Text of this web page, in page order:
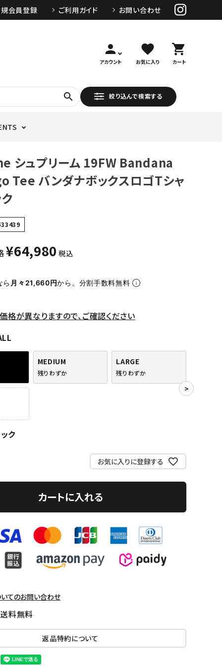
会員登録 ご利用ガイド お問い合わせ
person
アカウント
favorite
お気に入り
shopping_cart
カート
search 絞り込んで検索する
シュプリーム 19FW Bandana
Tee バンダナボックスロゴTシャ
¥64,980 税込
ら 月々21,660円から。分割手数料無料
格が異なりますので、ご確認ください
MEDIUM
残りわずか
LARGE
残りわずか
ク
お気に入りに登録する
カートに入れる
てのお問い合わせ
料無料
返品特約について